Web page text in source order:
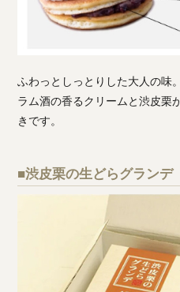
ふわっとしっとりした大人の味。
ラム酒の香るクリームと渋皮栗
きです。
■渋皮栗の生どらグランデ